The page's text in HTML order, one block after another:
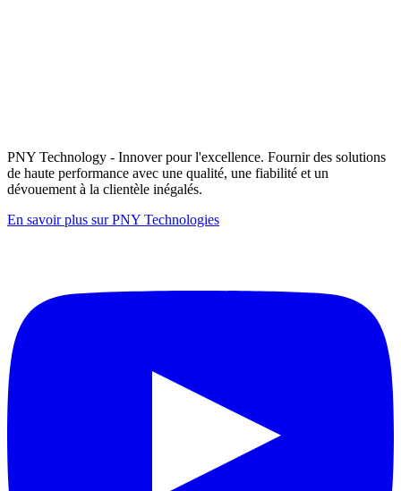
PNY Technology - Innover pour l'excellence. Fournir des solutions
de haute performance avec une qualité, une fiabilité et un
dévouement à la clientèle inégalés.
En savoir plus sur PNY Technologies